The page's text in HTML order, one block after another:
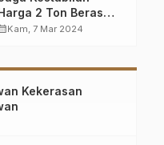
2 Ton Beras
Terjual Saat
Kam, 7 Mar 2024
Kekerasan